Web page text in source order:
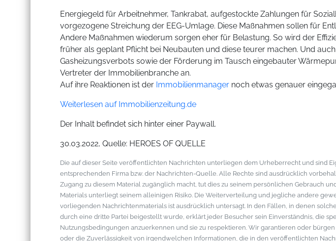
Energiegeld für Arbeitnehmer, Tankrabat, aufgestockte Zahlungen für
vorgezogene Streichung der EEG-Umlage. Diese Maßnahmen sollen für
Andere Maßnahmen wiederum sorgen eher für Belastung. So wird der
früher als geplant Pflicht bei Neubauten und diese teurer machen. Und
Gasheizungsverbots sowie der Förderung im Tausch eingebauter
Vertreter der Immobilienbranche an.
Auf ihre Reaktionen ist der Immobilienmanager noch etwas genauer
Weiterlesen auf Immobilienzeitung.de
Der Inhalt befindet sich hinter einer Paywall.
30.03.2022, Quelle: HEROES OF QUELLE
Die auf dieser Seite veröffentlichten Nachrichten unterliegen dem Urheberrecht und sind
entsprechenden Firma bzw. der Nachrichten-Quelle. Alle Rechte sind ausdrücklich
Zugang zu diesem Material zugänglich macht, tut dies zu seinem persönlichen Gebrauch
Materials unterliegt seinem alleinigen Risiko. Die Weiterverteilung und jegliche andere
vorliegenden Nachrichtenmaterials ist ausdrücklich untersagt. In den Fällen, in denen
durch eine dritte Partei beigestellt wurde, erklärt jeder Besucher sein Einverständnis, die
Nutzungsbedingungen anzuerkennen und sie zu respektieren. Wir garantieren oder
oder die Zuverlässigkeit von irgendwelchen Informationen, die in den veröffentlichten